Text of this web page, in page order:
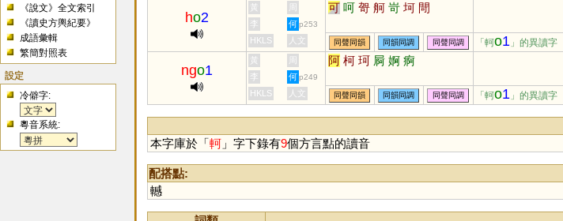
《說文》全文索引
《讀史方輿紀要》
成語彙輯
繁簡對照表
設定
冷僻字:
粵音系統:
ho2
黃 周 可 呵 哿 舸 岢 坷 閜
李 何 p253
HKLS 人文 同聲同韻 同韻同調 同聲同調 「軻o1 」的異讀字
ngo1
黃 周 阿 柯 珂 屙 婀 痾
李 何 p249
HKLS 人文 同聲同韻 同韻同調 同聲同調 「軻o1 」的異讀字
本字庫於「軻」字下錄有9個方言點的讀音
配搭點:
轗